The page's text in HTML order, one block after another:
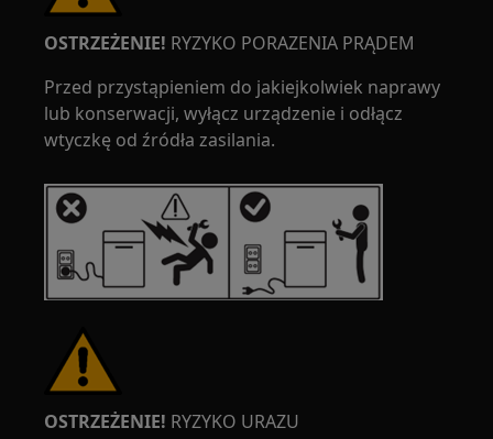
OSTRZEŻENIE! RYZYKO PORAZENIA PRĄDEM
Przed przystąpieniem do jakiejkolwiek naprawy
lub konserwacji, wyłącz urządzenie i odłącz
wtyczkę od źródła zasilania.
OSTRZEŻENIE! RYZYKO URAZU